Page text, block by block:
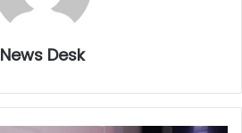
News Desk